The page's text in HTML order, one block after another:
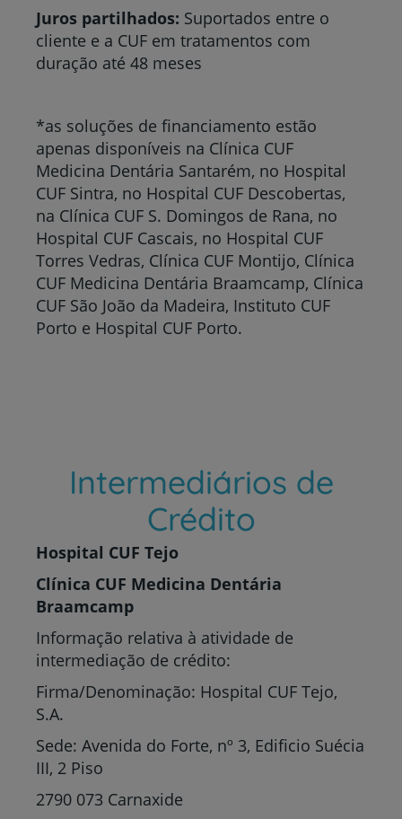
Juros partilhados: Suportados entre o
cliente e a CUF em tratamentos com
duração até 48 meses
*as soluções de financiamento estão
apenas disponíveis na Clínica CUF
Medicina Dentária Santarém, no Hospital
CUF Sintra, no Hospital CUF Descobertas,
na Clínica CUF S. Domingos de Rana, no
Hospital CUF Cascais, no Hospital CUF
Torres Vedras, Clínica CUF Montijo, Clínica
CUF Medicina Dentária Braamcamp, Clínica
CUF São João da Madeira, Instituto CUF
Porto e Hospital CUF Porto.
Intermediários de
Crédito
Hospital CUF Tejo
Clínica CUF Medicina Dentária
Braamcamp
Informação relativa à atividade de
intermediação de crédito:
Firma/Denominação: Hospital CUF Tejo,
S.A.
Sede: Avenida do Forte, nº 3, Edificio Suécia
III, 2 Piso
2790 073 Carnaxide